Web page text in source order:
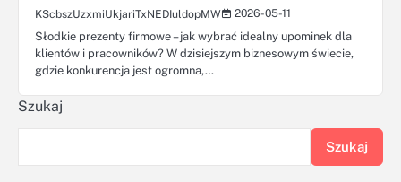
KScbszUzxmiUkjariTxNEDIuldopMW
2026-05-11
Słodkie prezenty firmowe – jak wybrać idealny upominek dla
klientów i pracowników? W dzisiejszym biznesowym świecie,
gdzie konkurencja jest ogromna,…
Szukaj
Szukaj